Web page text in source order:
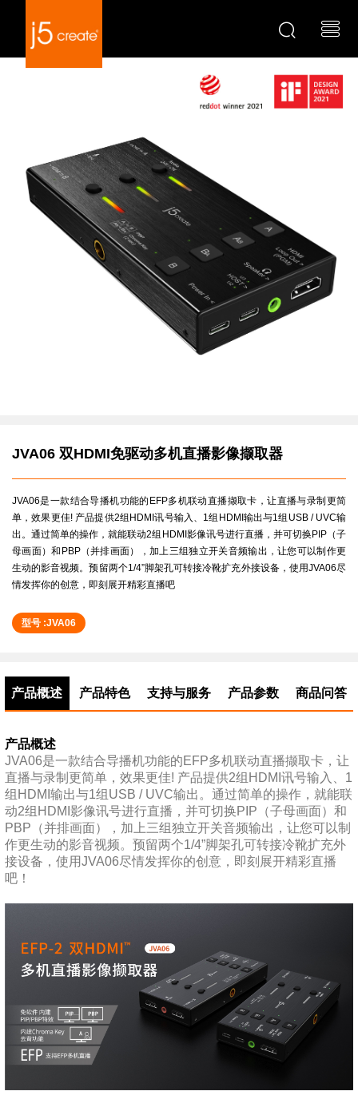
JVA06 双HDMI免驱动多机直播影像撷取器
JVA06是一款结合导播机功能的EFP多机联动直播撷取卡，让直播与录制更简
单，效果更佳! 产品提供2组HDMI讯号输入、1组HDMI输出与1组USB / UVC输
出。通过简单的操作，就能联动2组HDMI影像讯号进行直播，并可切换PIP（子
母画面）和PBP（并排画面），加上三组独立开关音频输出，让您可以制作更
生动的影音视频。预留两个1/4”脚架孔可转接冷靴扩充外接设备，使用JVA06尽
情发挥你的创意，即刻展开精彩直播吧
型号 :JVA06
产品概述 产品特色 支持与服务 产品参数 商品问答
产品概述
JVA06是一款结合导播机功能的EFP多机联动直播撷取卡，让
直播与录制更简单，效果更佳! 产品提供2组HDMI讯号输入、1
组HDMI输出与1组USB / UVC输出。通过简单的操作，就能联
动2组HDMI影像讯号进行直播，并可切换PIP（子母画面）和
PBP（并排画面），加上三组独立开关音频输出，让您可以制
作更生动的影音视频。预留两个1/4”脚架孔可转接冷靴扩充外
接设备，使用JVA06尽情发挥你的创意，即刻展开精彩直播
吧！